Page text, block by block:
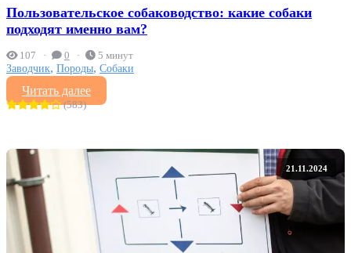
Пользовательское собаководство: какие собаки
подходят именно вам?
107 0 5 минут
Заводчик, Породы, Собаки
Читать далее
(583)
21.11.2024